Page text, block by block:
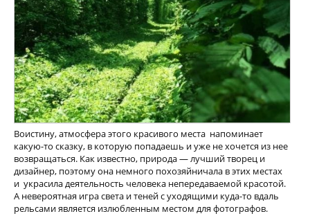
Воистину, атмосфера этого красивого места напоминает
какую-то сказку, в которую попадаешь и уже не хочется из нее
возвращаться. Как известно, природа — лучший творец и
дизайнер, поэтому она немного похозяйничала в этих местах
и украсила деятельность человека непередаваемой красотой.
А невероятная игра света и теней с уходящими куда-то вдаль
рельсами является излюбленным местом для фотографов.